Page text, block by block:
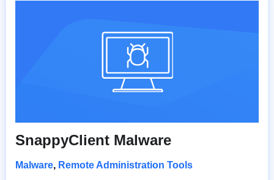
SnappyClient Malware
Malware, Remote Administration Tools